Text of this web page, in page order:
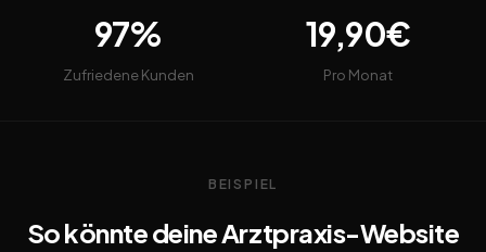
97%
Zufriedene Kunden
19,90€
Pro Monat
BEISPIEL
So könnte deine Arztpraxis-Website